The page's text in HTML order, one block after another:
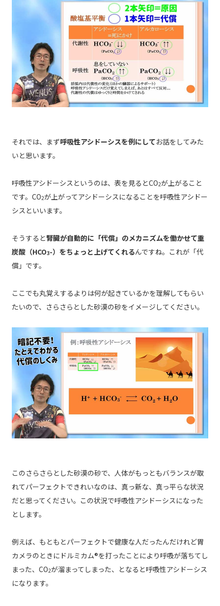
それでは、まず呼吸性アシドーシスを例にしてお話をしてみた
いと思います。
呼吸性アシドーシスというのは、表を見るとCO2が上がること
です。CO2が上がってアシドーシスになることを呼吸性アシドー
シスといいます。
そうすると腎臓が自動的に「代償」のメカニズムを働かせて重
炭酸（HCO3-）をちょっと上げてくれるんですね。これが「代
償」です。
ここでも丸覚えするよりは何が起きているかを理解してもらい
たいので、さらさらとした砂漠の砂をイメージしてください。
このさらさらとした砂漠の砂で、人体がもっともバランスが取
れてパーフェクトできれいなのは、真っ新な、真っ平らな状況
だと思ってください。この状況で呼吸性アシドーシスになった
とします。
例えば、もともとパーフェクトで健康な人だったんだけれど胃
カメラのときにドルミカム®を打ったことにより呼吸が落ちてし
まった、CO2が溜まってしまった、となると呼吸性アシドーシス
になります。